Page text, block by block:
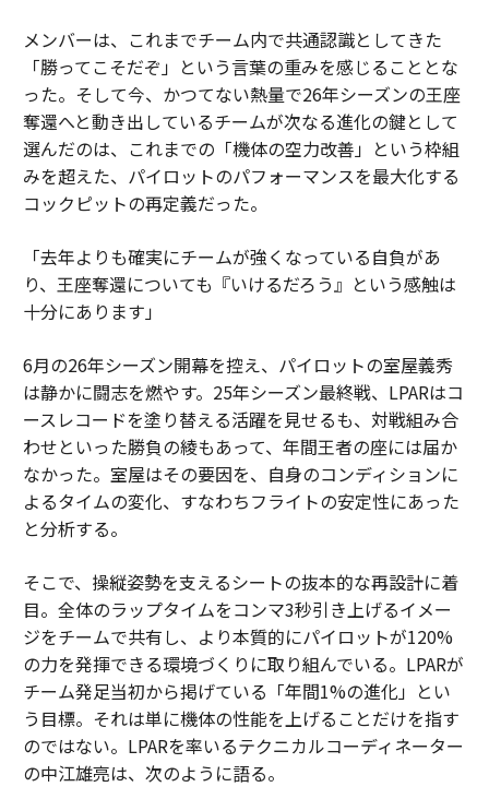
メンバーは、これまでチーム内で共通認識としてきた
「勝ってこそだぞ」という言葉の重みを感じることとな
った。そして今、かつてない熱量で26年シーズンの王座
奪還へと動き出しているチームが次なる進化の鍵として
選んだのは、これまでの「機体の空力改善」という枠組
みを超えた、パイロットのパフォーマンスを最大化する
コックピットの再定義だった。
「去年よりも確実にチームが強くなっている自負があ
り、王座奪還についても『いけるだろう』という感触は
十分にあります」
6月の26年シーズン開幕を控え、パイロットの室屋義秀
は静かに闘志を燃やす。25年シーズン最終戦、LPARはコ
ースレコードを塗り替える活躍を見せるも、対戦組み合
わせといった勝負の綾もあって、年間王者の座には届か
なかった。室屋はその要因を、自身のコンディションに
よるタイムの変化、すなわちフライトの安定性にあった
と分析する。
そこで、操縦姿勢を支えるシートの抜本的な再設計に着
目。全体のラップタイムをコンマ3秒引き上げるイメー
ジをチームで共有し、より本質的にパイロットが120%
の力を発揮できる環境づくりに取り組んでいる。LPARが
チーム発足当初から掲げている「年間1%の進化」とい
う目標。それは単に機体の性能を上げることだけを指す
のではない。LPARを率いるテクニカルコーディネーター
の中江雄亮は、次のように語る。